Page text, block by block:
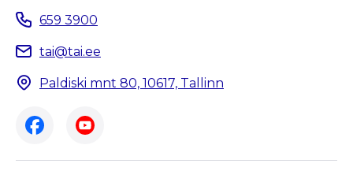
659 3900
tai@tai.ee
Paldiski mnt 80, 10617, Tallinn